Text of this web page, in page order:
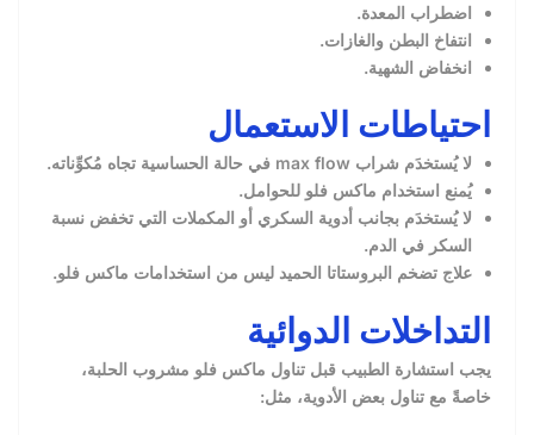
اضطراب المعدة.
انتفاخ البطن والغازات.
انخفاض الشهية.
احتياطات الاستعمال
لا يُستخدَم شراب max flow في حالة الحساسية تجاه مُكوِّناته.
يُمنع استخدام ماكس فلو للحوامل.
لا يُستخدَم بجانب أدوية السكري أو المكملات التي تخفض نسبة
السكر في الدم.
علاج تضخم البروستاتا الحميد ليس من استخدامات ماكس فلو.
التداخلات الدوائية
يجب استشارة الطبيب قبل تناول ماكس فلو مشروب الحلبة،
خاصةً مع تناول بعض الأدوية، مثل: